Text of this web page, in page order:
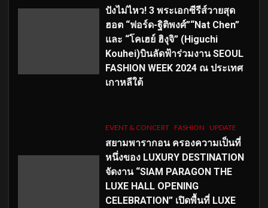
ปังไม่ไหว! 3 พระเอกซีรีส์วายสุด
ฮอต “ฟอร์ด-ฐิติพงศ์”“Nat Chen”
และ “โคเฮย์ ฮิงุจิ” (Higuchi
Kouhei)บินลัดฟ้าร่วมงาน SEOUL
FASHION WEEK 2024 ณ ประเทศ
เกาหลีใต้
EVENT & CONCERT FASHION UPDATE
สยามพารากอน ครองความเป็นที่
หนึ่งของ LUXURY DESTINATION
จัดงาน “SIAM PARAGON THE
LUXE HALL OPENING
CELEBRATION” เปิดพื้นที่ LUXE